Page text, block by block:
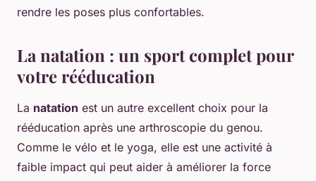
rendre les poses plus confortables.
La natation : un sport complet pour
votre rééducation
La natation est un autre excellent choix pour la
rééducation après une arthroscopie du genou.
Comme le vélo et le yoga, elle est une activité à
faible impact qui peut aider à améliorer la force